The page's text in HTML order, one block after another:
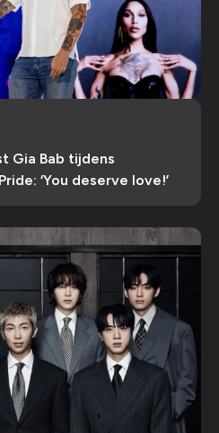
Gia Bab tijdens
‘You deserve love!’